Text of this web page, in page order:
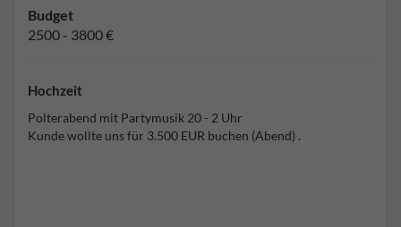
Budget
2500 - 3800 €
Hochzeit
Polterabend mit Partymusik 20 - 2 Uhr
Kunde wollte uns für 3.500 EUR buchen (Abend) .